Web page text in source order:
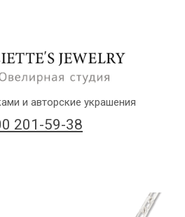
201-59-38
и авторские украшения